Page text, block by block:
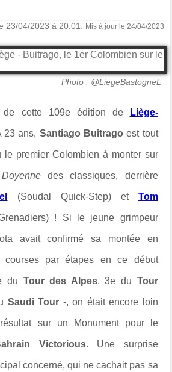
23/04/2023 à 20:01.
Mis à jour le 24/04/2023
Photo : @LiegeBastogneL
de cette 109e édition de Liège-
23 ans, Santiago Buitrago est tout
le premier Colombien à monter sur
Doyennedes classiques, derrière
(Soudal Quick-Step) et Tom
! Si le jeune grimpeur
avait confirmé sa montée en
courses par étapes en ce début
du Tour des Alpes, 3e du Tour
Saudi Tour -, on était encore loin
sur un Monument pour le
Victorious. Une surprise
concerné, qui ne cachait pas sa